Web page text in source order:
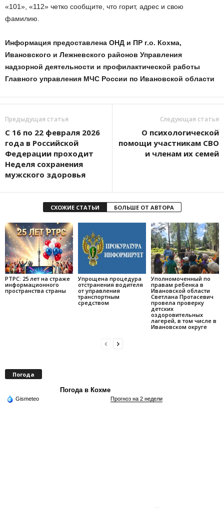
«101», «112» четко сообщите, что горит, адрес и свою
фамилию.
Информация предоставлена ОНД и ПР г.о. Кохма,
Ивановского и Лежневского районов Управления
надзорной деятельности и профилактической работы
Главного управления МЧС России по Ивановской области
Предыдущая статья
С 16 по 22 февраля 2026
года в Российской
Федерации проходит
Неделя сохранения
мужского здоровья
Следующая статья
О психологической
помощи участникам СВО
и членам их семей
СХОЖИЕ СТАТЬИ БОЛЬШЕ ОТ АВТОРА
РТРС: 25 лет на страже
информационного
пространства страны
Упрощена процедура
отстранения водителя
от управления
транспортным
средством
Уполномоченный по
правам ребенка в
Ивановской области
Светлана Протасевич
провела проверку
детских
оздоровительных
лагерей, в том числе в
Ивановском округе
Погода
Погода в Кохме
Gismeteo Прогноз на 2 недели